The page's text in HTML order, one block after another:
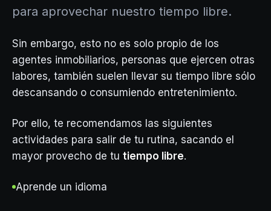
para aprovechar nuestro tiempo libre.
Sin embargo, esto no es solo propio de los
agentes inmobiliarios, personas que ejercen otras
labores, también suelen llevar su tiempo libre sólo
descansando o consumiendo entretenimiento.
Por ello, te recomendamos las siguientes
actividades para salir de tu rutina, sacando el
mayor provecho de tu tiempo libre.
Aprende un idioma